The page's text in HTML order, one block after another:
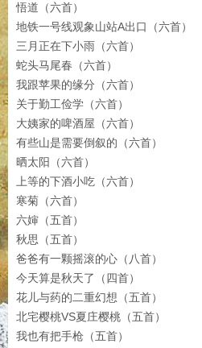
悟道（六首）
地铁一号线观象山站A出口（六首）
三月正在下小雨 （六首）
蛇头马尾春（六首）
我跟苹果的缘分（六首）
关于勤工俭学（六首）
大姨家的啤酒屋（六首）
有些山是需要倒叙的 （六首）
晒太阳（六首）
上等的下酒小吃 （六首）
寒菊（六首）
六婶（五首）
秋思（五首）
爸爸有一颗摇滚的心（八首）
今天算是秋天了（四首）
花儿与药的二重幻想（五首）
北宅樱桃VS夏庄樱桃 （五首）
我也有把手枪 （五首）